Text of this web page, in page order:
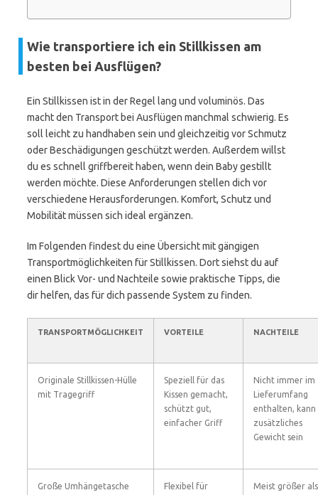
Wie transportiere ich ein Stillkissen am
besten bei Ausflügen?
Ein Stillkissen ist in der Regel lang und voluminös. Das
macht den Transport bei Ausflügen manchmal schwierig. Es
soll leicht zu handhaben sein und gleichzeitig vor Schmutz
oder Beschädigungen geschützt werden. Außerdem willst
du es schnell griffbereit haben, wenn dein Baby gestillt
werden möchte. Diese Anforderungen stellen dich vor
verschiedene Herausforderungen. Komfort, Schutz und
Mobilität müssen sich ideal ergänzen.
Im Folgenden findest du eine Übersicht mit gängigen
Transportmöglichkeiten für Stillkissen. Dort siehst du auf
einen Blick Vor- und Nachteile sowie praktische Tipps, die
dir helfen, das für dich passende System zu finden.
TRANSPORTMÖGLICHKEIT VORTEILE NACHTEILE
Originale Stillkissen-Hülle
mit Tragegriff
Speziell für das
Kissen gemacht,
schützt gut,
einfacher Griff
Nicht immer im
Lieferumfang
enthalten, kann
zusätzliches
Gewicht sein
Große Umhängetasche
Flexibel für
Meist größer als